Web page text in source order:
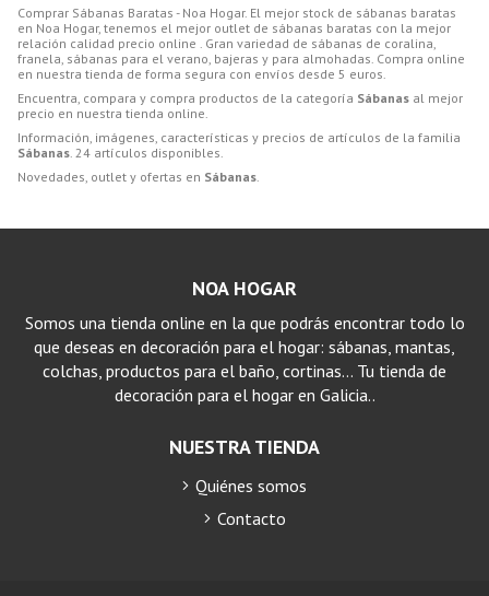
Comprar Sábanas Baratas - Noa Hogar. El mejor stock de sábanas baratas
en Noa Hogar, tenemos el mejor outlet de sábanas baratas con la mejor
relación calidad precio online . Gran variedad de sábanas de coralina,
franela, sábanas para el verano, bajeras y para almohadas. Compra online
en nuestra tienda de forma segura con envíos desde 5 euros.
Encuentra, compara y compra productos de la categoría Sábanas al mejor
precio en nuestra tienda online.
Información, imágenes, características y precios de artículos de la familia
Sábanas. 24 artículos disponibles.
Novedades, outlet y ofertas en Sábanas.
NOA HOGAR
Somos una tienda online en la que podrás encontrar todo lo
que deseas en decoración para el hogar: sábanas, mantas,
colchas, productos para el baño, cortinas… Tu tienda de
decoración para el hogar en Galicia..
NUESTRA TIENDA
Quiénes somos
Contacto